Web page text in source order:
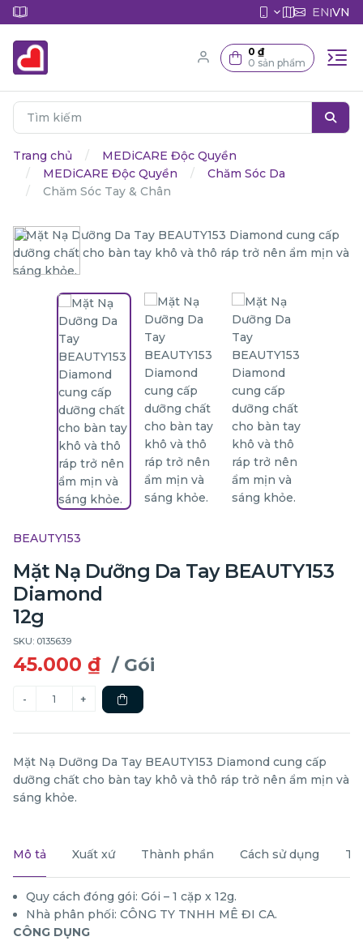
EN|VN
0 ₫
0 sản phẩm
Trang chủ
MEDiCARE Độc Quyền
MEDiCARE Độc Quyền
Chăm Sóc Da
Chăm Sóc Tay & Chân
BEAUTY153
Mặt Nạ Dưỡng Da Tay BEAUTY153
Diamond
12g
SKU: 0135639
45.000 ₫ / Gói
Mặt Nạ Dưỡng Da Tay BEAUTY153 Diamond cung cấp
dưỡng chất cho bàn tay khô và thô ráp trở nên ẩm mịn và
sáng khỏe.
Mô tả Xuất xứ Thành phần Cách sử dụng
Quy cách đóng gói: Gói – 1 cặp x 12g.
Nhà phân phối: CÔNG TY TNHH MÊ ĐI CA.
CÔNG DỤNG